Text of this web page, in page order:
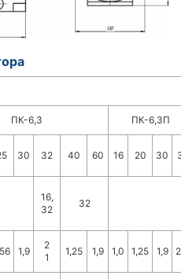
ПК-6,3 ПК-6,3П
30 32 40 60 16 20 30
16,
32
32
1,9
2
1
1,25 1,9 1,0 1,25 1,9